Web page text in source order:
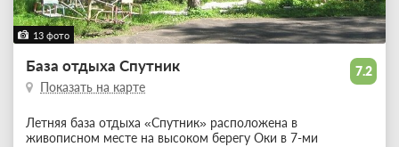
13 фото
7.2
База отдыха Спутник
Показать на карте
Летняя база отдыха «Спутник» расположена в
живописном месте на высоком берегу Оки в 7-ми